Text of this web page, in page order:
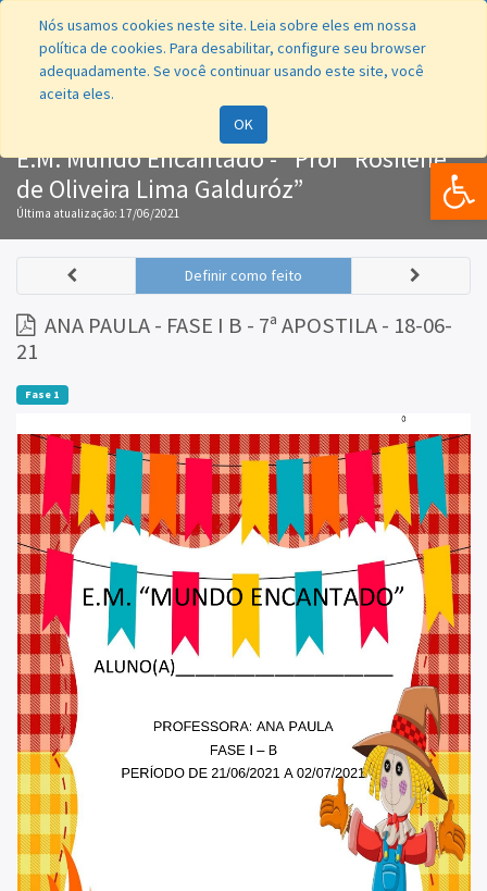
Nós usamos cookies neste site. Leia sobre eles em nossa
política de cookies. Para desabilitar, configure seu browser
adequadamente. Se você continuar usando este site, você
aceita eles.
OK
Navegação
E.M. Mundo Encantado - “Profª Rosilene
de Oliveira Lima Galduróz”
Última atualização: 17/06/2021
ANA PAULA - FASE I B - 7ª APOSTILA - 18-06-
21
Definir como feito
Fase 1